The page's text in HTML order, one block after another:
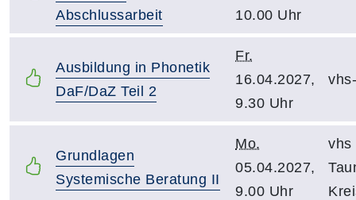
Abschlussarbeit
10.00 Uhr
Ausbildung in Phonetik
DaF/DaZ Teil 2
Fr.
16.04.2027,
9.30 Uhr
Grundlagen
Systemische Beratung II
Mo.
05.04.2027,
9.00 Uhr
vhs